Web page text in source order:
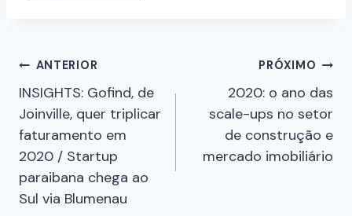
ANTERIOR
INSIGHTS: Gofind, de
Joinville, quer triplicar
faturamento em
2020 / Startup
paraibana chega ao
Sul via Blumenau
PRÓXIMO
2020: o ano das
scale-ups no setor
de construção e
mercado imobiliário